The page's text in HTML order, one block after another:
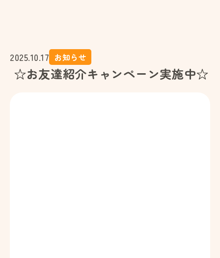
2025.10.17 お知らせ
☆お友達紹介キャンペーン実施中☆